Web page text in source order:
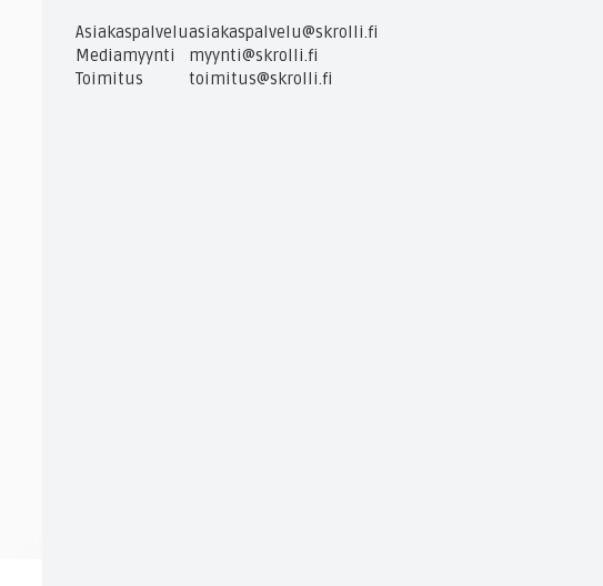
Asiakaspalveluasiakaspalvelu@skrolli.fi
Mediamyynti
myynti@skrolli.fi
Toimitus
toimitus@skrolli.fi